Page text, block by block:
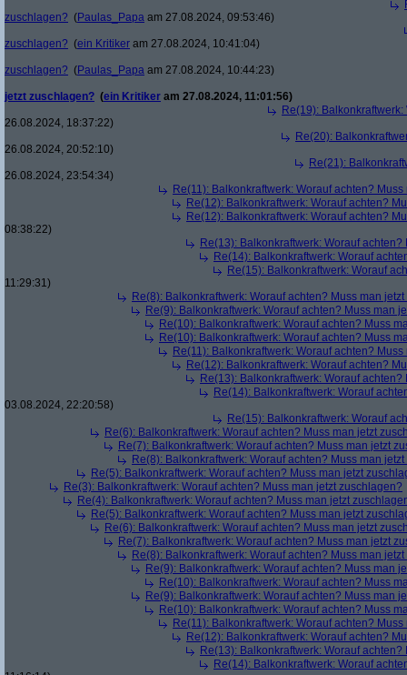
zuschlagen? (Paulas_Papa am 27.08.2024, 09:53:46)
zuschlagen? (ein Kritiker am 27.08.2024, 10:41:04)
zuschlagen? (Paulas_Papa am 27.08.2024, 10:44:23)
jetzt zuschlagen? (ein Kritiker am 27.08.2024, 11:01:56)
Re(19):
26.08.2024, 18:37:22)
Re(20):
26.08.2024, 20:52:10)
Re(21):
26.08.2024, 23:54:34)
Re(11): Balkonkraftwerk: Worauf achten?
Re(12): Balkonkraftwerk: Worauf achten?
Re(12): Balkonkraftwerk: Worauf achten?
08:38:22)
Re(13): Balkonkraftwerk: Worauf
Re(14): Balkonkraftwerk: Worauf
Re(15): Balkonkraftwerk: Worauf
11:29:31)
Re(8): Balkonkraftwerk: Worauf achten? Muss man
Re(9): Balkonkraftwerk: Worauf achten? Muss man
Re(10): Balkonkraftwerk: Worauf achten? Muss
Re(10): Balkonkraftwerk: Worauf achten? Muss
Re(11): Balkonkraftwerk: Worauf achten?
Re(12): Balkonkraftwerk: Worauf achten?
Re(13): Balkonkraftwerk: Worauf
Re(14): Balkonkraftwerk: Worauf
03.08.2024, 22:20:58)
Re(15): Balkonkraftwerk: Worauf
Re(6): Balkonkraftwerk: Worauf achten? Muss man jetzt
Re(7): Balkonkraftwerk: Worauf achten? Muss man jetzt
Re(8): Balkonkraftwerk: Worauf achten? Muss man
Re(5): Balkonkraftwerk: Worauf achten? Muss man jetzt
Re(3): Balkonkraftwerk: Worauf achten? Muss man jetzt zuschlagen?
Re(4): Balkonkraftwerk: Worauf achten? Muss man jetzt
Re(5): Balkonkraftwerk: Worauf achten? Muss man jetzt
Re(6): Balkonkraftwerk: Worauf achten? Muss man jetzt
Re(7): Balkonkraftwerk: Worauf achten? Muss man jetzt
Re(8): Balkonkraftwerk: Worauf achten? Muss man
Re(9): Balkonkraftwerk: Worauf achten? Muss man
Re(10): Balkonkraftwerk: Worauf achten? Muss
Re(9): Balkonkraftwerk: Worauf achten? Muss man
Re(10): Balkonkraftwerk: Worauf achten? Muss
Re(11): Balkonkraftwerk: Worauf achten?
Re(12): Balkonkraftwerk: Worauf achten?
Re(13): Balkonkraftwerk: Worauf
Re(14): Balkonkraftwerk: Worauf